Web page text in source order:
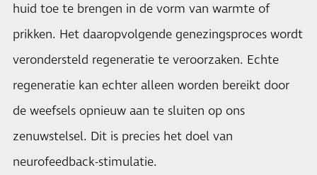
huid toe te brengen in de vorm van warmte of
prikken. Het daaropvolgende genezingsproces wordt
verondersteld regeneratie te veroorzaken. Echte
regeneratie kan echter alleen worden bereikt door
de weefsels opnieuw aan te sluiten op ons
zenuwstelsel. Dit is precies het doel van
neurofeedback-stimulatie.